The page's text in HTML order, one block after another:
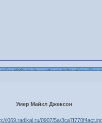
Умер Майкл Джексон